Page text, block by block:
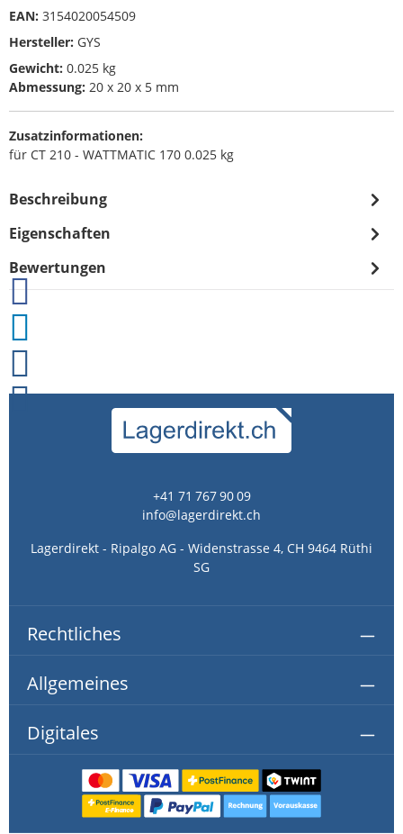
EAN: 3154020054509
Hersteller: GYS
Gewicht: 0.025 kg
Abmessung: 20 x 20 x 5 mm
Zusatzinformationen:
für CT 210 - WATTMATIC 170 0.025 kg
Beschreibung
Eigenschaften
Bewertungen
+41 71 767 90 09
info@lagerdirekt.ch
Lagerdirekt - Ripalgo AG - Widenstrasse 4, CH 9464 Rüthi
SG
Rechtliches
Allgemeines
Digitales